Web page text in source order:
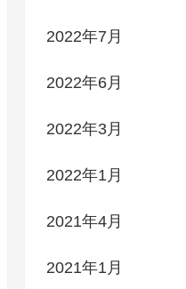
2022年7月
2022年6月
2022年3月
2022年1月
2021年4月
2021年1月